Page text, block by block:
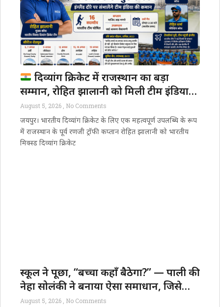
दिव्यांग क्रिकेट में राजस्थान का बड़ा
सम्मान, रोहित झालानी को मिली टीम इंडिया
की कमान
August 5, 2026 No Comments
जयपुर। भारतीय दिव्यांग क्रिकेट के लिए एक महत्वपूर्ण उपलब्धि के रूप
में राजस्थान के पूर्व रणजी ट्रॉफी कप्तान रोहित झालानी को भारतीय
मिक्स्ड दिव्यांग क्रिकेट
स्कूल ने पूछा, “बच्चा कहाँ बैठेगा?” — पाली की
नेहा सोलंकी ने बनाया ऐसा समाधान, जिसे
मिला राष्ट्रपति का सम्मान
August 5, 2026 No Comments